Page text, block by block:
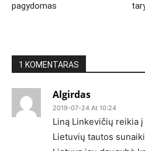
pagydomas
1 KOMENTARAS
Algirdas
2019-07-24 At 10:24
Liną Linkevičių reikia
Lietuvių tautos